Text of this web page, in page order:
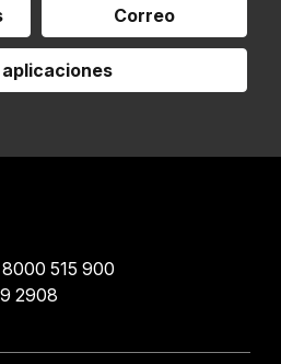
Correo
8000 515 900
2908